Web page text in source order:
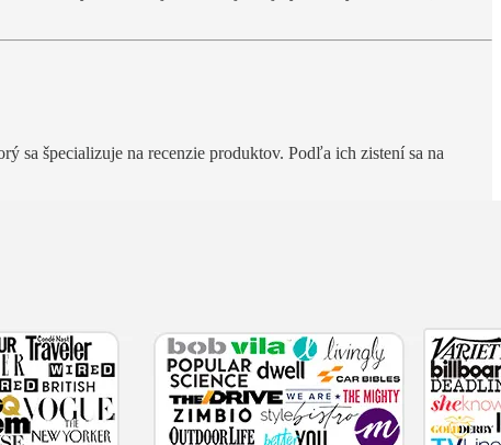
sa špecializuje na recenzie produktov. Podľa ich zistení sa na